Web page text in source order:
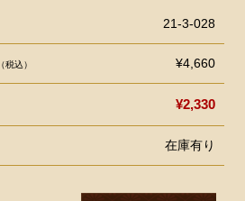
21-3-028
（税込） ¥4,660
¥2,330
在庫有り